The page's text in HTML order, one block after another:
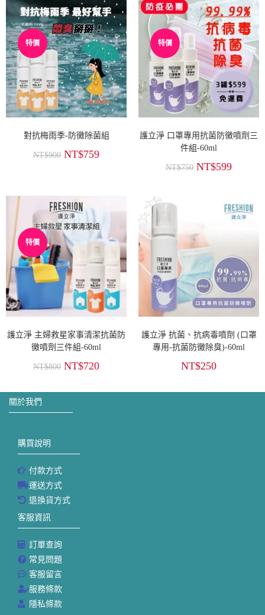
特價
對抗梅雨季-防黴除菌組
NT$900 NT$759
特價
護立淨 口罩專用抗菌防黴噴劑三
件組-60ml
NT$750 NT$599
特價
護立淨 主婦救星家事清潔抗菌防
黴噴劑三件組-60ml
NT$800 NT$720
護立淨 抗菌、抗病毒噴劑 (口罩
專用-抗菌防黴除臭)-60ml
NT$250
關於我們
購買說明
付款方式
運送方式
退換貨方式
客服資訊
訂單查詢
常見問題
客服留言
服務條款
隱私條款